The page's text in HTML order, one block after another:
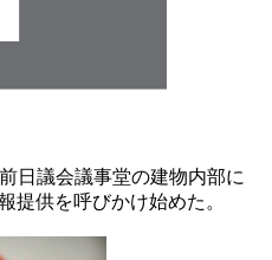
日議会議事堂の建物内部に
提供を呼びかけ始めた。